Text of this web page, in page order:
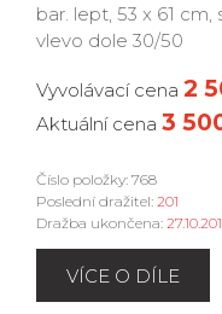
bar. lept, 53 x 61
vlevo dole 30/50
Vyvolávací cena 2
Aktuální cena 3
Číslo položky: 768
Poslední dražitel: 201
Dražba ukončena:
VÍCE O DÍLE